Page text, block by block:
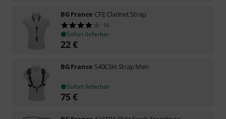
BG France CFE Clarinet Strap
10
Sofort lieferbar
22€
BG France S40CSH Strap Men
Sofort lieferbar
75€